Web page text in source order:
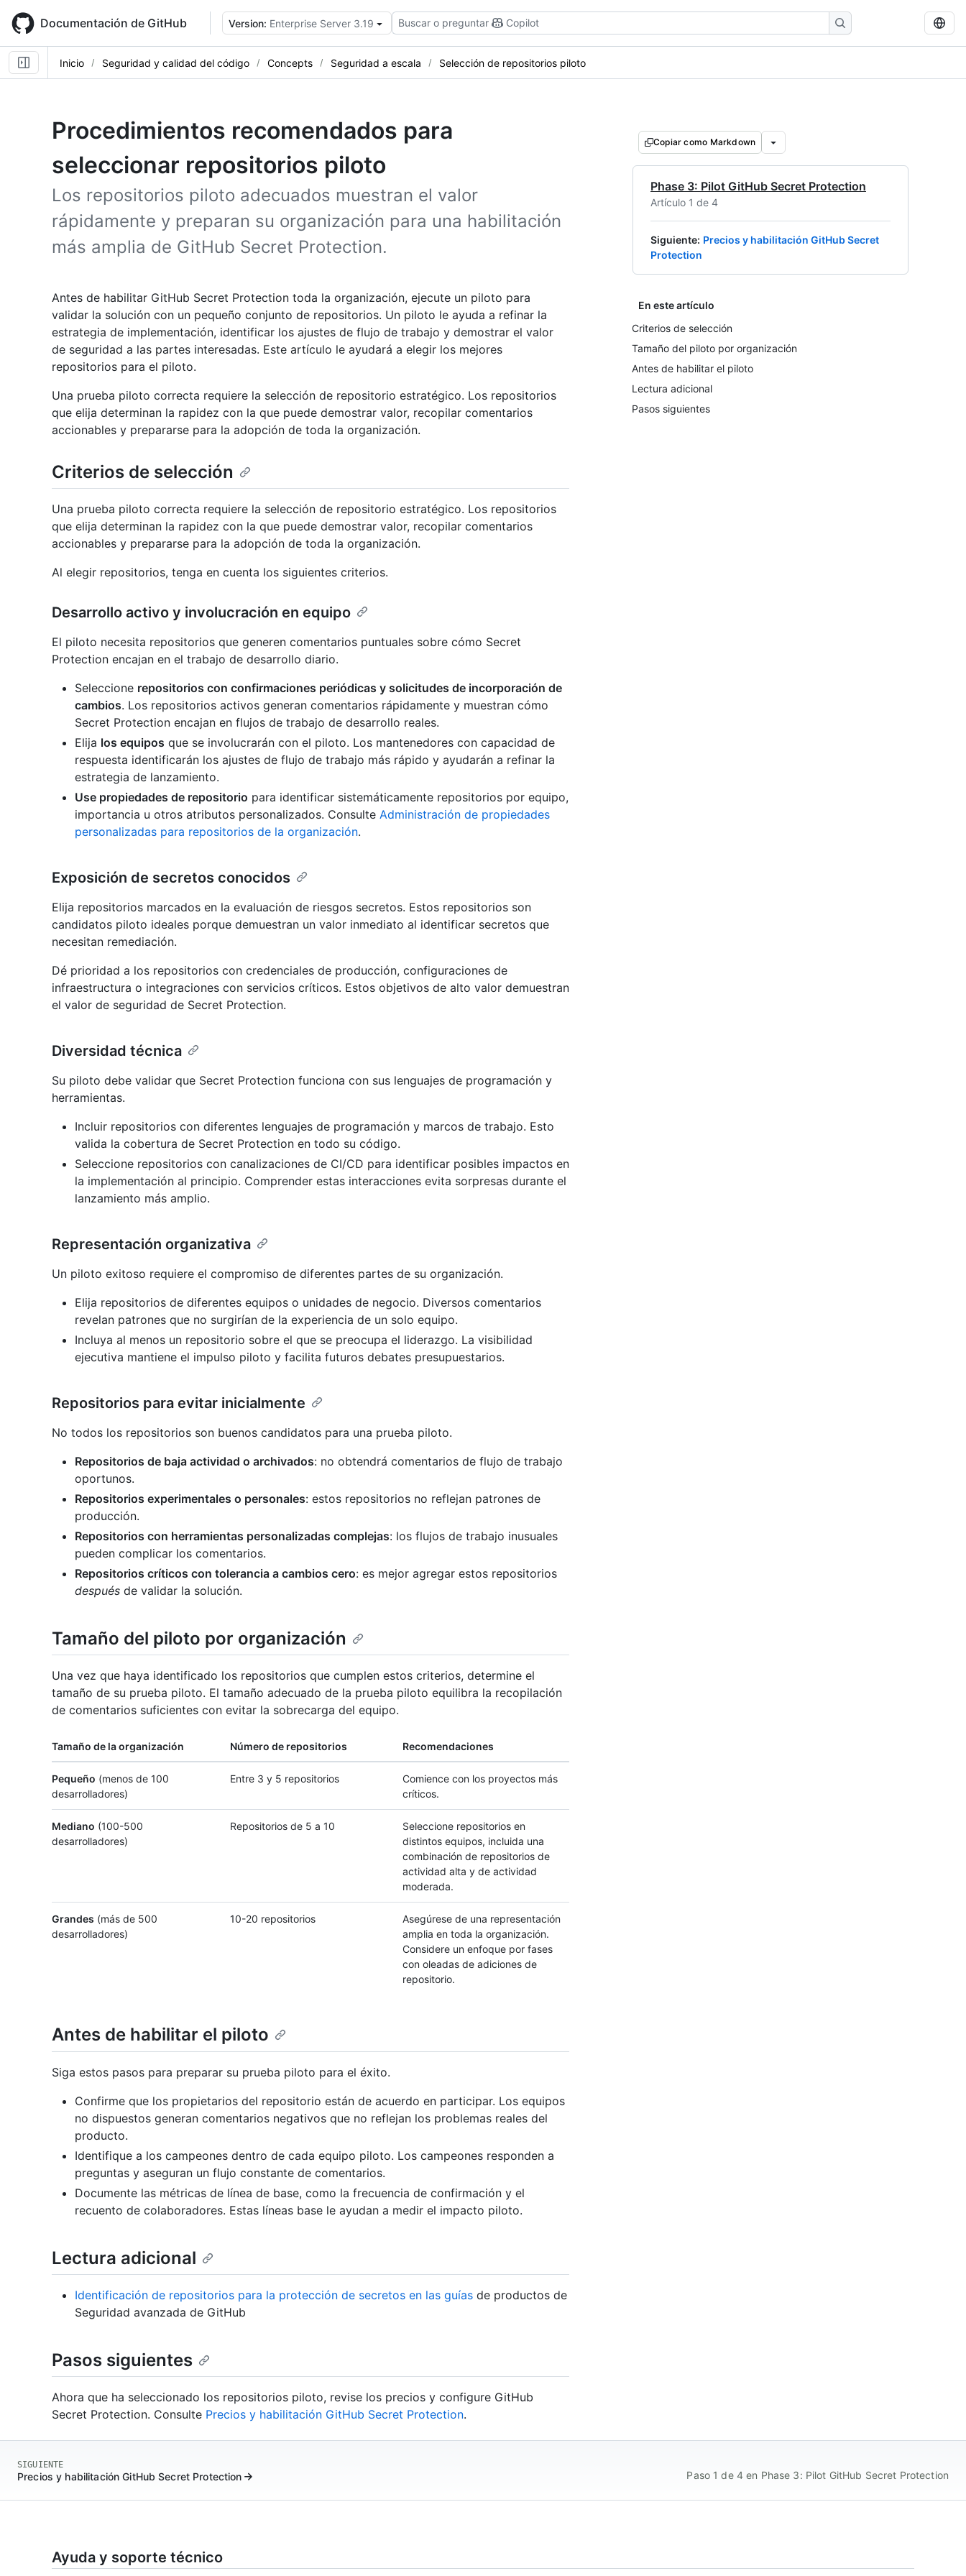
main
content
Documentación de GitHub Version: Enterprise Server 3.19 Buscar o preguntar Copilot
Inicio Seguridad y calidad del código Concepts Seguridad a escala Selección de repositorios piloto
Procedimientos recomendados para
seleccionar repositorios piloto
Los repositorios piloto adecuados muestran el valor
rápidamente y preparan su organización para una habilitación
más amplia de GitHub Secret Protection.
Copiar como Markdown
Phase 3: Pilot GitHub Secret Protection
Artículo 1 de 4
Siguiente: Precios y habilitación GitHub Secret
Protection
En este artículo
Criterios de selección
Tamaño del piloto por organización
Antes de habilitar el piloto
Lectura adicional
Pasos siguientes
Antes de habilitar GitHub Secret Protection toda la organización, ejecute un piloto para
validar la solución con un pequeño conjunto de repositorios. Un piloto le ayuda a refinar la
estrategia de implementación, identificar los ajustes de flujo de trabajo y demostrar el valor
de seguridad a las partes interesadas. Este artículo le ayudará a elegir los mejores
repositorios para el piloto.
Una prueba piloto correcta requiere la selección de repositorio estratégico. Los repositorios
que elija determinan la rapidez con la que puede demostrar valor, recopilar comentarios
accionables y prepararse para la adopción de toda la organización.
Criterios de selección
Una prueba piloto correcta requiere la selección de repositorio estratégico. Los repositorios
que elija determinan la rapidez con la que puede demostrar valor, recopilar comentarios
accionables y prepararse para la adopción de toda la organización.
Al elegir repositorios, tenga en cuenta los siguientes criterios.
Desarrollo activo y involucración en equipo
El piloto necesita repositorios que generen comentarios puntuales sobre cómo Secret
Protection encajan en el trabajo de desarrollo diario.
Seleccione repositorios con confirmaciones periódicas y solicitudes de incorporación de
cambios. Los repositorios activos generan comentarios rápidamente y muestran cómo
Secret Protection encajan en flujos de trabajo de desarrollo reales.
Elija los equipos que se involucrarán con el piloto. Los mantenedores con capacidad de
respuesta identificarán los ajustes de flujo de trabajo más rápido y ayudarán a refinar la
estrategia de lanzamiento.
Use propiedades de repositorio para identificar sistemáticamente repositorios por equipo,
importancia u otros atributos personalizados. Consulte Administración de propiedades
personalizadas para repositorios de la organización.
Exposición de secretos conocidos
Elija repositorios marcados en la evaluación de riesgos secretos. Estos repositorios son
candidatos piloto ideales porque demuestran un valor inmediato al identificar secretos que
necesitan remediación.
Dé prioridad a los repositorios con credenciales de producción, configuraciones de
infraestructura o integraciones con servicios críticos. Estos objetivos de alto valor demuestran
el valor de seguridad de Secret Protection.
Diversidad técnica
Su piloto debe validar que Secret Protection funciona con sus lenguajes de programación y
herramientas.
Incluir repositorios con diferentes lenguajes de programación y marcos de trabajo. Esto
valida la cobertura de Secret Protection en todo su código.
Seleccione repositorios con canalizaciones de CI/CD para identificar posibles impactos en
la implementación al principio. Comprender estas interacciones evita sorpresas durante el
lanzamiento más amplio.
Representación organizativa
Un piloto exitoso requiere el compromiso de diferentes partes de su organización.
Elija repositorios de diferentes equipos o unidades de negocio. Diversos comentarios
revelan patrones que no surgirían de la experiencia de un solo equipo.
Incluya al menos un repositorio sobre el que se preocupa el liderazgo. La visibilidad
ejecutiva mantiene el impulso piloto y facilita futuros debates presupuestarios.
Repositorios para evitar inicialmente
No todos los repositorios son buenos candidatos para una prueba piloto.
Repositorios de baja actividad o archivados: no obtendrá comentarios de flujo de trabajo
oportunos.
Repositorios experimentales o personales: estos repositorios no reflejan patrones de
producción.
Repositorios con herramientas personalizadas complejas: los flujos de trabajo inusuales
pueden complicar los comentarios.
Repositorios críticos con tolerancia a cambios cero: es mejor agregar estos repositorios
después de validar la solución.
Tamaño del piloto por organización
Una vez que haya identificado los repositorios que cumplen estos criterios, determine el
tamaño de su prueba piloto. El tamaño adecuado de la prueba piloto equilibra la recopilación
de comentarios suficientes con evitar la sobrecarga del equipo.
Tamaño de la organización Número de repositorios Recomendaciones
Pequeño (menos de 100
desarrolladores)
Entre 3 y 5 repositorios
Comience con los proyectos más
críticos.
Mediano (100-500
desarrolladores)
Repositorios de 5 a 10
Seleccione repositorios en
distintos equipos, incluida una
combinación de repositorios de
actividad alta y de actividad
moderada.
Grandes (más de 500
desarrolladores)
10-20 repositorios
Asegúrese de una representación
amplia en toda la organización.
Considere un enfoque por fases
con oleadas de adiciones de
repositorio.
Antes de habilitar el piloto
Siga estos pasos para preparar su prueba piloto para el éxito.
Confirme que los propietarios del repositorio están de acuerdo en participar. Los equipos
no dispuestos generan comentarios negativos que no reflejan los problemas reales del
producto.
Identifique a los campeones dentro de cada equipo piloto. Los campeones responden a
preguntas y aseguran un flujo constante de comentarios.
Documente las métricas de línea de base, como la frecuencia de confirmación y el
recuento de colaboradores. Estas líneas base le ayudan a medir el impacto piloto.
Lectura adicional
Identificación de repositorios para la protección de secretos en las guías de productos de
Seguridad avanzada de GitHub
Pasos siguientes
Ahora que ha seleccionado los repositorios piloto, revise los precios y configure GitHub
Secret Protection. Consulte Precios y habilitación GitHub Secret Protection.
SIGUIENTE
Precios y habilitación GitHub Secret Protection Paso 1 de 4 en Phase 3: Pilot GitHub Secret Protection
Ayuda y soporte técnico